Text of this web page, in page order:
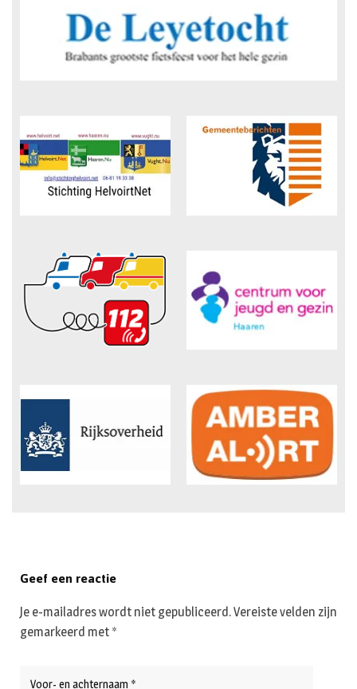
Geef een reactie
Je e-mailadres wordt niet gepubliceerd.Vereiste velden zijn
gemarkeerd met *